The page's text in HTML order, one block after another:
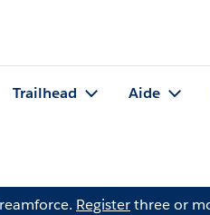
Trailhead Aide
Registerthree or